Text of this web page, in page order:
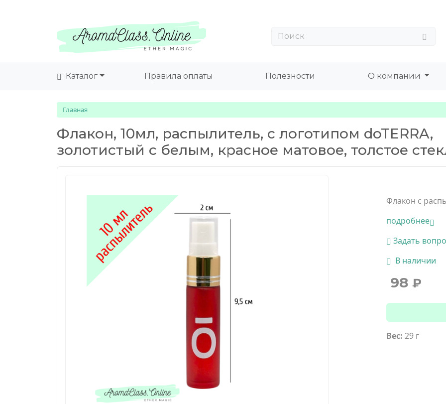
Каталог Правила оплаты Полезности О компании
Главная
Флакон, 10мл, распылитель, с логотипом doTERRA,
золотистый с белым, красное матовое, толстое
Флакон с
подробнее
Задать
В наличии
98 ₽
Вес:29 г